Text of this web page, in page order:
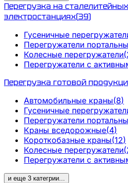
Перегрузка на
электростанциях(39)
Гусеничные
Перегружатели
Колесные перегружатели(
Перегружатели с
Перегрузка готовой
Автомобильные краны(8)
Гусеничные
Перегружатели
Краны вседорожные(4)
Короткобазные краны(12)
Колесные перегружатели(
Перегружатели с
и еще 3 категрии...